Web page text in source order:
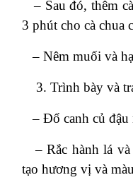
– Sau đó, thêm
3 phút cho cà chua
– Nêm muối và
Trình bày và
– Đổ canh củ đậu
– Rắc hành lá và
tạo hương vị và